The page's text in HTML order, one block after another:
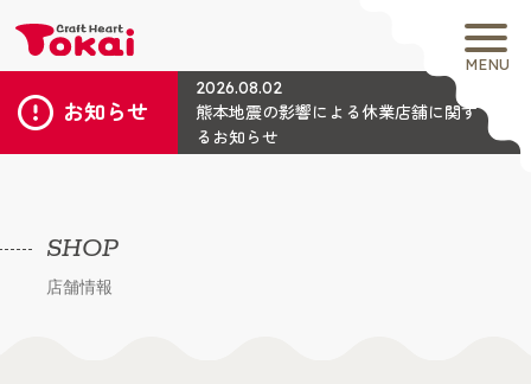
MENU
お知らせ
2026.08.02
熊本地震の影響による休業店舗に関す
るお知らせ
SHOP
店舗情報